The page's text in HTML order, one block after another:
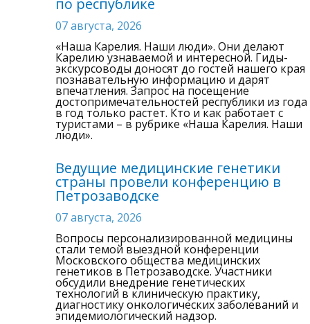
07 августа, 2026
«Наша Карелия. Наши люди». Они делают
Карелию узнаваемой и интересной. Гиды-
экскурсоводы доносят до гостей нашего края
познавательную информацию и дарят
впечатления. Запрос на посещение
достопримечательностей республики из года
в год только растет. Кто и как работает с
туристами – в рубрике «Наша Карелия. Наши
люди».
Ведущие медицинские генетики
страны провели конференцию в
Петрозаводске
07 августа, 2026
Вопросы персонализированной медицины
стали темой выездной конференции
Московского общества медицинских
генетиков в Петрозаводске. Участники
обсудили внедрение генетических
технологий в клиническую практику,
диагностику онкологических заболеваний и
эпидемиологический надзор.